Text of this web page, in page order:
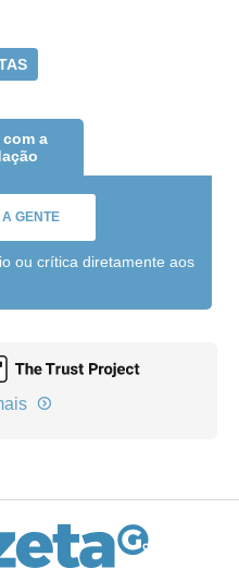
com a
GENTE
ou crítica diretamente aos